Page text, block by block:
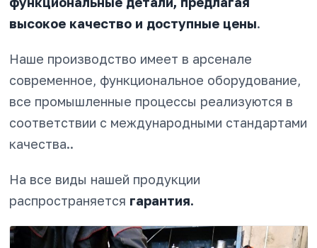
высокое качество и доступные цены.
Наше производство имеет в арсенале
современное, функциональное оборудование,
все промышленные процессы реализуются в
соответствии с международными стандартами
качества..
На все виды нашей продукции
распространяется гарантия.